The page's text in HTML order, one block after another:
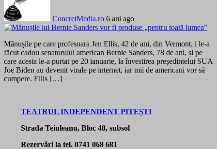
ConcretMedia.ro 6 ani ago
Mănușile pe care profesoara Jen Ellis, 42 de ani, din Vermont, i le-a
făcut cadou senatorului american Bernie Sanders, 78 de ani, și pe
care acesta le-a purtat pe 20 ianuarie, la învestirea președintelui SUA
Joe Biden au devenit virale pe internet, iar mii de americani vor să
cumpere. Ellis […]
TEATRUL INDEPENDENT PITEȘTI
Strada Teiuleanu, Bloc 48, subsol
Rezervări la tel. 0741 068 681